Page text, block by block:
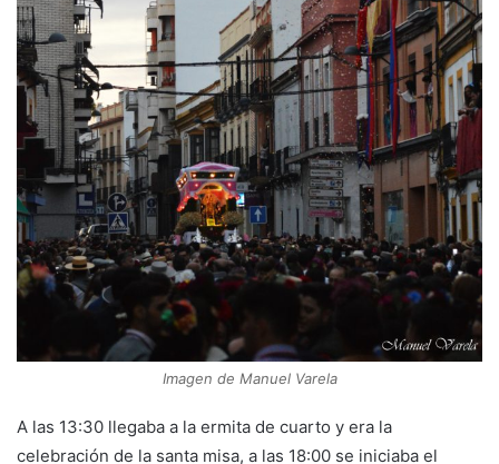
Imagen de Manuel Varela
A las 13:30 llegaba a la ermita de cuarto y era la
celebración de la santa misa, a las 18:00 se iniciaba el